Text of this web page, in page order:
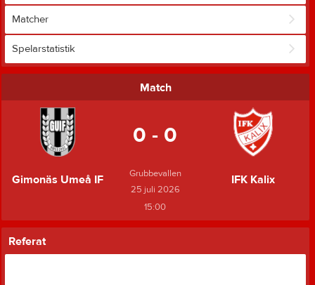
Matcher
Spelarstatistik
Match
Gimonäs Umeå IF
0 - 0
Grubbevallen
25 juli 2026
15:00
IFK Kalix
Referat